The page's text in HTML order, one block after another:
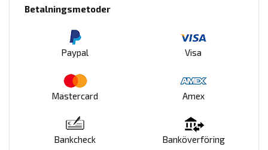
Betalningsmetoder
Paypal Visa
Mastercard Amex
Bankcheck Banköverföring